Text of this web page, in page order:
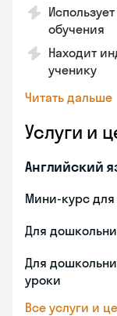
обучения
Находит
ученику
Читать дальше
Услуги и
Английский
Мини-курс
Для
Для
уроки
Все услуги и